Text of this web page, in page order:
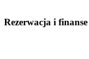
Rezerwacja i finanse